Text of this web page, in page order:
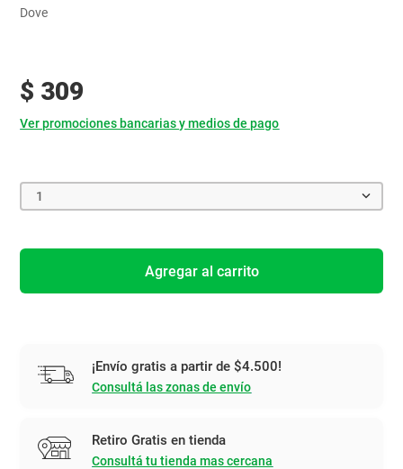
Dove
$ 309
Ver promociones bancarias y medios de pago
1
Agregar al carrito
¡Envío gratis a partir de $4.500!
Consultá las zonas de envío
Retiro Gratis en tienda
Consultá tu tienda mas cercana